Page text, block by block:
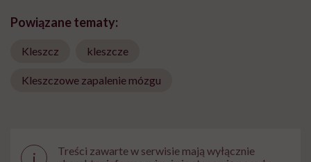
Powiązane tematy:
Kleszcz kleszcze
Kleszczowe zapalenie mózgu
Treści zawarte w serwisie mają wyłącznie